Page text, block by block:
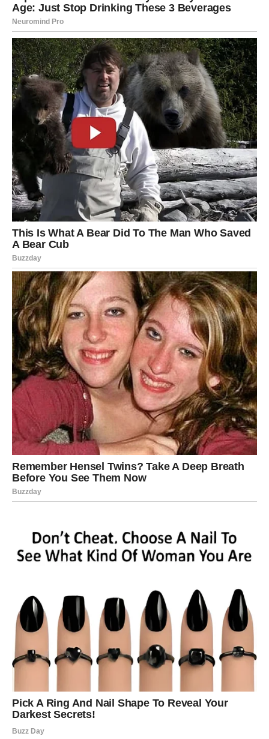
Poruka zvijezda
Slušajte pažljivo ono što vam drugi govore.
RAK
Šta vam donosi kraj juna?
Rakovima dolazi period emotivne stabilnosti. Ljubavni
odnosi postaju iskreniji, a porodične veze jače.
Poruka zvijezda
Ne skrivajte ono što osjećate.
LAV
Šta vam donosi kraj juna?
Lavovima se vraća samopouzdanje. Poslovne prilike
izgledaju veoma obećavajuće, a moguće su i lijepe vijesti
vezane za finansije.
Poruka zvijezda
Vrijeme je da zablistate.
DJEVICA
Šta vam donosi kraj juna?
Situacije koje su djelovale komplikovano sada postaju
mnogo jasnije.
Vjerujte vlastitoj procjeni.